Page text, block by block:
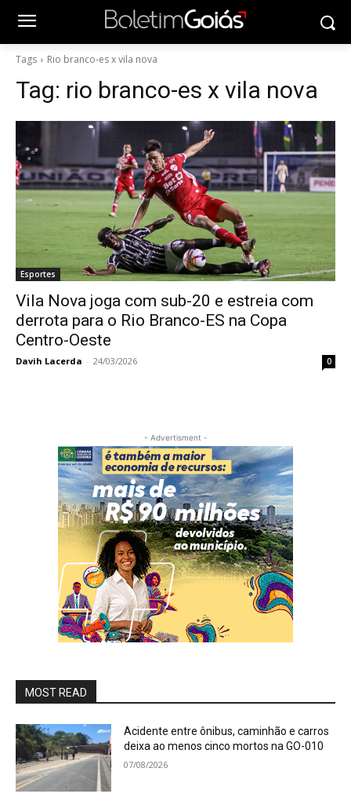
Tags Rio branco-es x vila nova
Tag: rio branco-es x vila nova
Esportes
Vila Nova joga com sub-20 e estreia com
derrota para o Rio Branco-ES na Copa
Centro-Oeste
Davih Lacerda - 24/03/2026 0
- Advertisment -
MOST READ
Acidente entre ônibus, caminhão e carros
deixa ao menos cinco mortos na GO-010
07/08/2026